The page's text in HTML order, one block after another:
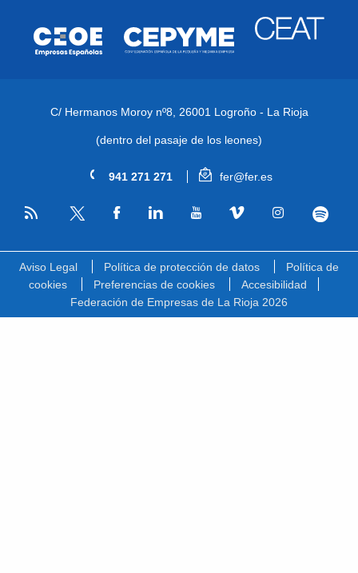
C/ Hermanos Moroy nº8, 26001 Logroño - La Rioja
(dentro del pasaje de los leones)
941 271 271 fer@fer.es
RSS
Aviso Legal Política de protección de datos
Política de
cookies
Preferencias de cookies
Accesibilidad
Federación de Empresas de La Rioja 2026